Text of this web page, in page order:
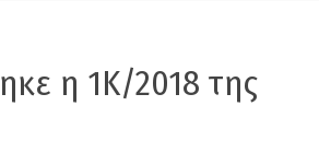
η 1Κ/2018 της